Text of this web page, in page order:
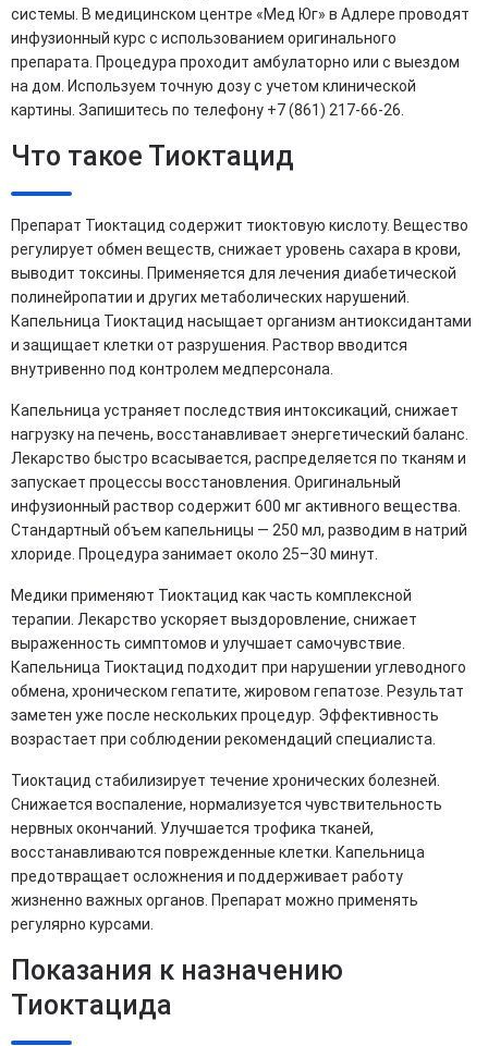
системы. В медицинском центре «Мед Юг» в Адлере проводят
инфузионный курс с использованием оригинального
препарата. Процедура проходит амбулаторно или с выездом
на дом. Используем точную дозу с учетом клинической
картины. Запишитесь по телефону +7 (861) 217-66-26.
Что такое Тиоктацид
Препарат Тиоктацид содержит тиоктовую кислоту. Вещество
регулирует обмен веществ, снижает уровень сахара в крови,
выводит токсины. Применяется для лечения диабетической
полинейропатии и других метаболических нарушений.
Капельница Тиоктацид насыщает организм антиоксидантами
и защищает клетки от разрушения. Раствор вводится
внутривенно под контролем медперсонала.
Капельница устраняет последствия интоксикаций, снижает
нагрузку на печень, восстанавливает энергетический баланс.
Лекарство быстро всасывается, распределяется по тканям и
запускает процессы восстановления. Оригинальный
инфузионный раствор содержит 600 мг активного вещества.
Стандартный объем капельницы — 250 мл, разводим в натрий
хлориде. Процедура занимает около 25–30 минут.
Медики применяют Тиоктацид как часть комплексной
терапии. Лекарство ускоряет выздоровление, снижает
выраженность симптомов и улучшает самочувствие.
Капельница Тиоктацид подходит при нарушении углеводного
обмена, хроническом гепатите, жировом гепатозе. Результат
заметен уже после нескольких процедур. Эффективность
возрастает при соблюдении рекомендаций специалиста.
Тиоктацид стабилизирует течение хронических болезней.
Снижается воспаление, нормализуется чувствительность
нервных окончаний. Улучшается трофика тканей,
восстанавливаются поврежденные клетки. Капельница
предотвращает осложнения и поддерживает работу
жизненно важных органов. Препарат можно применять
регулярно курсами.
Показания к назначению
Тиоктацида